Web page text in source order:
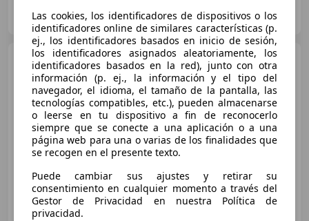
ES-29631 Benalmádena
Volkswagen Polo
1.4 TDI
Edition BlueMotion Tech
€ 8.761
Buen precio
02/2017 111.296 km Diésel 55 kW (75 CV)
Las cookies, los identificadores de dispositivos o los
identificadores online de similares características (p.
ej., los identificadores basados en inicio de sesión,
los identificadores asignados aleatoriamente, los
identificadores basados en la red), junto con otra
información (p. ej., la información y el tipo del
navegador, el idioma, el tamaño de la pantalla, las
tecnologías compatibles, etc.), pueden almacenarse
o leerse en tu dispositivo a fin de reconocerlo
siempre que se conecte a una aplicación o a una
página web para una o varias de los finalidades que
se recogen en el presente texto.
Puede cambiar sus ajustes y retirar su
consentimiento en cualquier momento a través del
Gestor de Privacidad en nuestra Política de
privacidad.